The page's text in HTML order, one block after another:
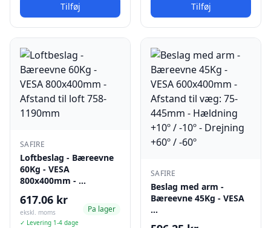
Tilføj Tilføj
SAFIRE
Loftbeslag - Bæreevne
60Kg - VESA
800x400mm - …
617.06 kr
ekskl. moms
✓ Levering 1-4 dage
Pa lager
SAFIRE
Beslag med arm -
Bæreevne 45Kg - VESA
…